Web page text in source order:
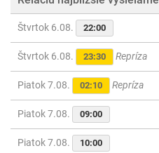
Štvrtok 6.08. 22:00
Štvrtok 6.08. 23:30 Repríza
Piatok 7.08. 02:10 Repríza
Piatok 7.08. 09:00
Piatok 7.08. 10:00